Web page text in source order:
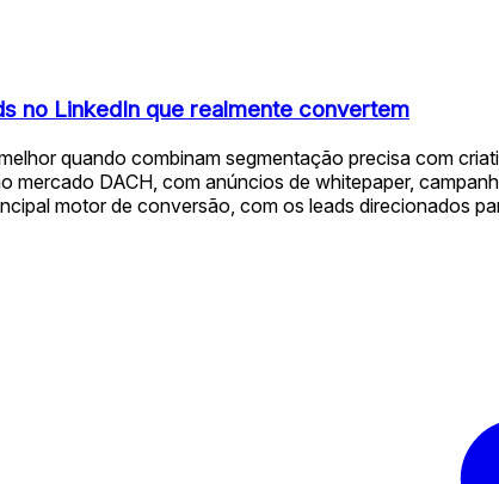
no LinkedIn que realmente convertem
quando combinam segmentação precisa com
DACH, com anúncios de whitepaper,
motor de conversão, com os leads direcionados